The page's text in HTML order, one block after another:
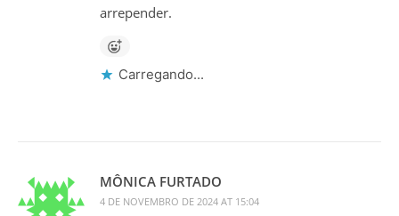
arrepender.
Carregando...
MÔNICA FURTADO
4 DE NOVEMBRO DE 2024 AT 15:04